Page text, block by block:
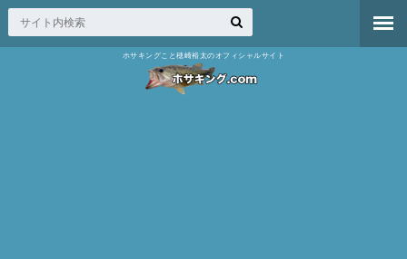
ホサキングこと穂崎裕太のオフィシャルサイト